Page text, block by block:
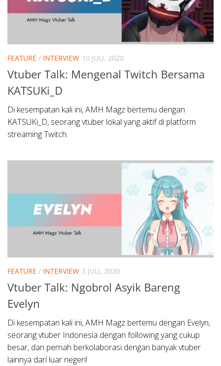
FEATURE / INTERVIEW 10 JULI, 2020
Vtuber Talk: Mengenal Twitch Bersama
KATSUKi_D
Di kesempatan kali ini, AMH Magz bertemu dengan
KATSUKi_D, seorang vtuber lokal yang aktif di platform
streaming Twitch.
FEATURE / INTERVIEW 3 JULI, 2020
Vtuber Talk: Ngobrol Asyik Bareng
Evelyn
Di kesempatan kali ini, AMH Magz bertemu dengan Evelyn,
seorang vtuber Indonesia dengan following yang cukup
besar, dan pernah berkolaborasi dengan banyak vtuber
lainnya dari luar negeri!